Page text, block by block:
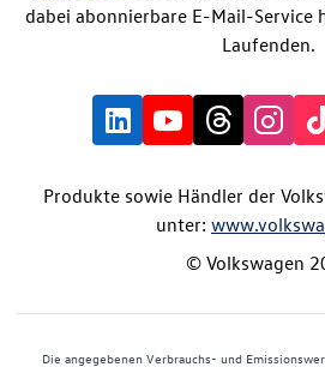
dabei abonnierbare E-Mail-Service
Laufenden.
Produkte sowie Händler der
unter:
© Volkswagen
Die angegebenen Verbrauchs- und